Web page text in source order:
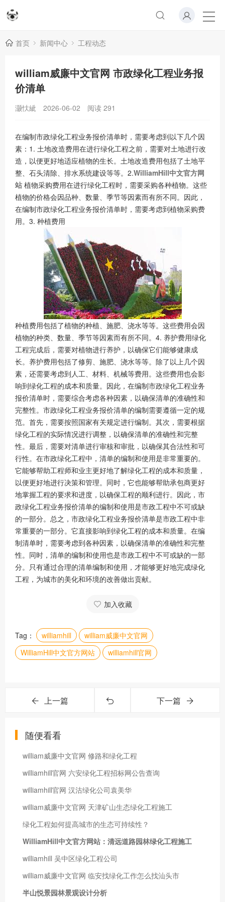
首页 新闻中心 工程动态
william威廉中文官网 市政绿化工程业务报
价清单
灏忕紪 2026-06-02 阅读 291
在编制市政绿化工程业务报价清单时，需要考虑到以下几个因
素：1. 土地改造费用在进行绿化工程之前，需要对土地进行改
造，以便更好地适应植物的生长。土地改造费用包括了土地平
整、石头清除、排水系统建设等等。2.WilliamHill中文官方网
站 植物采购费用在进行绿化工程时，需要采购各种植物。这些
植物的价格会因品种、数量、季节等因素而有所不同。因此，
在编制市政绿化工程业务报价清单时，需要考虑到植物采购费
用。3. 种植费用
种植费用包括了植物的种植、施肥、浇水等等。这些费用会因
植物的种类、数量、季节等因素而有所不同。4. 养护费用绿化
工程完成后，需要对植物进行养护，以确保它们能够健康成
长。养护费用包括了修剪、施肥、浇水等等。除了以上几个因
素，还需要考虑到人工、材料、机械等费用。这些费用也会影
响到绿化工程的成本和质量。因此，在编制市政绿化工程业务
报价清单时，需要综合考虑各种因素，以确保清单的准确性和
完整性。市政绿化工程业务报价清单的编制需要遵循一定的规
范。首先，需要按照国家有关规定进行编制。其次，需要根据
绿化工程的实际情况进行调整，以确保清单的准确性和完整
性。最后，需要对清单进行审核和审批，以确保其合法性和可
行性。在市政绿化工程中，清单的编制和使用是非常重要的。
它能够帮助工程师和业主更好地了解绿化工程的成本和质量，
以便更好地进行决策和管理。同时，它也能够帮助承包商更好
地掌握工程的要求和进度，以确保工程的顺利进行。因此，市
政绿化工程业务报价清单的编制和使用是市政工程中不可或缺
的一部分。总之，市政绿化工程业务报价清单是市政工程中非
常重要的一部分。它直接影响到绿化工程的成本和质量。在编
制清单时，需要考虑到各种因素，以确保清单的准确性和完整
性。同时，清单的编制和使用也是市政工程中不可或缺的一部
分。只有通过合理的清单编制和使用，才能够更好地完成绿化
工程，为城市的美化和环境的改善做出贡献。
加入收藏
Tag： williamhill
william威廉中文官网
WilliamHill中文官方网站
williamhill官网
上一篇 下一篇
随便看看
william威廉中文官网 修路和绿化工程
williamhill官网 六安绿化工程招标网公告查询
williamhill官网 汉沽绿化公司袁美华
william威廉中文官网 天津矿山生态绿化工程施工
绿化工程如何提高城市的生态可持续性？
WilliamHill中文官方网站：清远道路园林绿化工程施工
williamhill 吴中区绿化工程公司
william威廉中文官网 临安找绿化工作怎么找汕头市
半山悦景园林景观设计分析